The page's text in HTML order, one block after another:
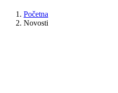
Početna
Novosti